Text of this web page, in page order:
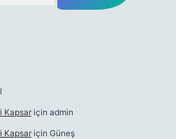
Kapsar için admin
Kapsar için Güneş